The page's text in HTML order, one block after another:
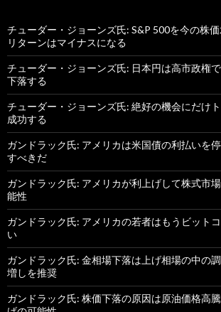
チューダー・ジョーンズ氏: S&P 500を今の株
リターンはマイナスになる
チューダー・ジョーンズ氏: 日本円は高市政権
下落する
チューダー・ジョーンズ氏: 絶好の機会にだけ
成功する
ガンドラック氏: アメリカは米国債の利払いを
すべきだ
ガンドラック氏: アメリカが利上げして株式市
能性
ガンドラック氏: アメリカの若者はもうビット
い
ガンドラック氏: 金相場下落は上げ相場の中の
増しを推奨
ガンドラック氏: 株価下落の原因は原油価格高